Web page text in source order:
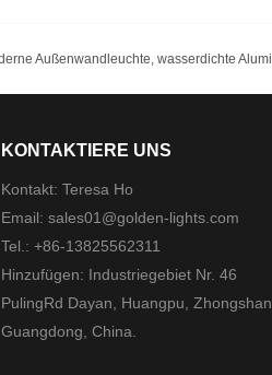
KONTAKTIERE UNS
Kontakt: Teresa Ho
Email:sales01@golden-lights.com
Tel.: +86-13825562311
Hinzufügen: Industriegebiet Nr. 46
PulingRd Dayan, Huangpu, Zhongshan,
Guangdong, China.